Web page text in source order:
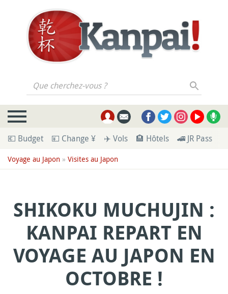
Que cherchez-vous ?
💶 Budget 💴 Change ¥ ✈️ Vols 🏨 Hôtels 🚄 JR Pass
Voyage au Japon » Visites au Japon
SHIKOKU MUCHUJIN :
KANPAI REPART EN
VOYAGE AU JAPON EN
OCTOBRE !